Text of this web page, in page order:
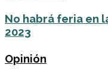
No habrá feria en
2023
Opinión